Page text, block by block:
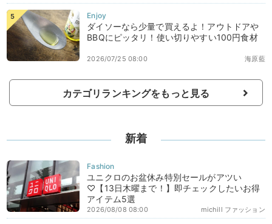
ダイソーなら少量で買えるよ！アウトドアや
BBQにピッタリ！使い切りやすい100円食材
海原藍
2026/07/25 08:00
カテゴリランキングをもっと見る
新着
ユニクロのお盆休み特別セールがアツい
♡【13日木曜まで！】即チェックしたいお得
アイテム5選
michill ファッション
2026/08/08 08:00